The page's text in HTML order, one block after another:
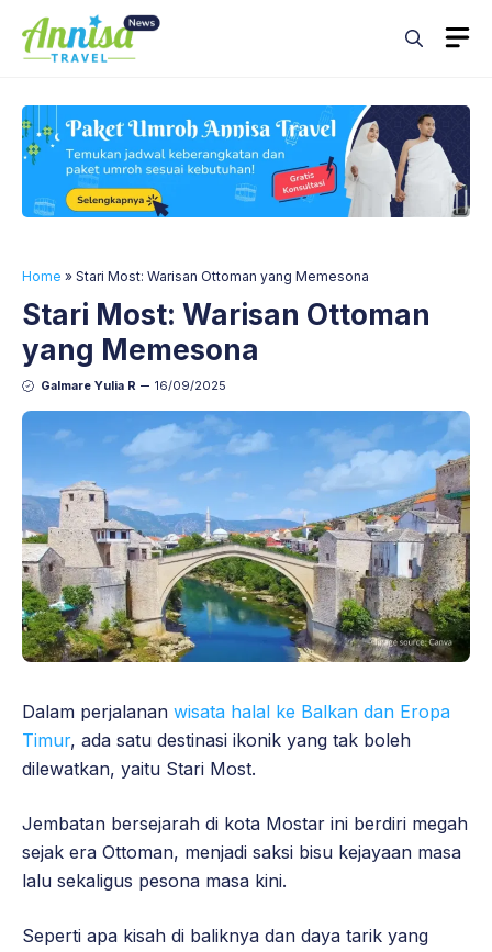
content
Home » Stari Most: Warisan Ottoman yang Memesona
Stari Most: Warisan Ottoman
yang Memesona
Galmare Yulia R 16/09/2025
Dalam perjalanan wisata halal ke Balkan dan Eropa
Timur, ada satu destinasi ikonik yang tak boleh
dilewatkan, yaitu Stari Most.
Jembatan bersejarah di kota Mostar ini berdiri megah
sejak era Ottoman, menjadi saksi bisu kejayaan masa
lalu sekaligus pesona masa kini.
Seperti apa kisah di baliknya dan daya tarik yang